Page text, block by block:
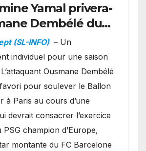
Yamal privera-
Dembélé du
?
(SL-INFO) – Un
individuel pour une saison
Ousmane Dembélé
pour soulever le Ballon
à Paris au cours d’une
devrait consacrer l’exercice
PSG champion d’Europe,
montante du FC Barcelone